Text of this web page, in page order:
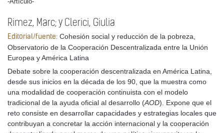
Rimez, Marc; y Clerici, Giulia
Editorial/fuente: Cohesión social y reducción de la pobreza,
Observatorio de la Cooperación Descentralizada entre la Unión
Europea y América Latina
Debate sobre la cooperación descentralizada en América Latina,
desde sus inicios en la década de los 90, que la muestra como
una modalidad de cooperación continuista con el modelo
tradicional de la ayuda oficial al desarrollo (AOD). Expone que el
reto consiste en desarrollar capacidades y estrategias locales que
contribuyan a concretar la acción internacional y la cooperación